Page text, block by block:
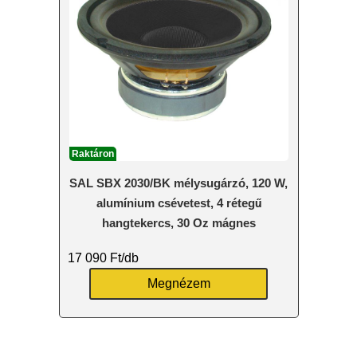
Raktáron
SAL SBX 2030/BK mélysugárzó, 120 W,
alumínium csévetest, 4 rétegű
hangtekercs, 30 Oz mágnes
17 090 Ft/db
Megnézem